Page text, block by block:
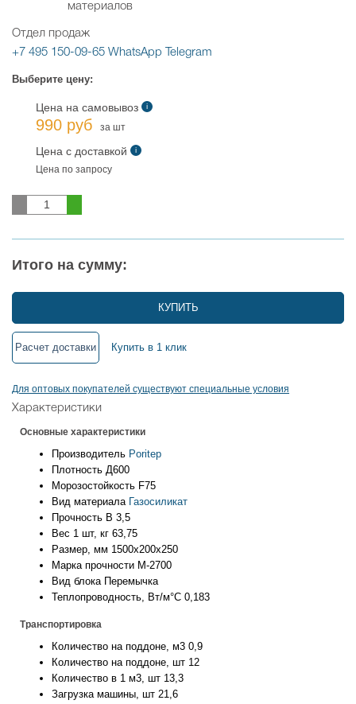
Отдел продаж
+7 495 150-09-65 WhatsApp Telegram
Выберите цену:
Цена на самовывоз i
990 руб за шт
Цена с доставкой i
Цена по запросу
Итого на сумму:
КУПИТЬ
Расчет доставки Купить в 1 клик
Для оптовых покупателей существуют специальные условия
Характеристики
Основные характеристики
Производитель Poritep
Плотность Д600
Морозостойкость F75
Вид материала Газосиликат
Прочность B 3,5
Вес 1 шт, кг 63,75
Размер, мм 1500х200х250
Марка прочности М-2700
Вид блока Перемычка
Теплопроводность, Вт/м°С 0,183
Транспортировка
Количество на поддоне, м3 0,9
Количество на поддоне, шт 12
Количество в 1 м3, шт 13,3
Загрузка машины, шт 21,6